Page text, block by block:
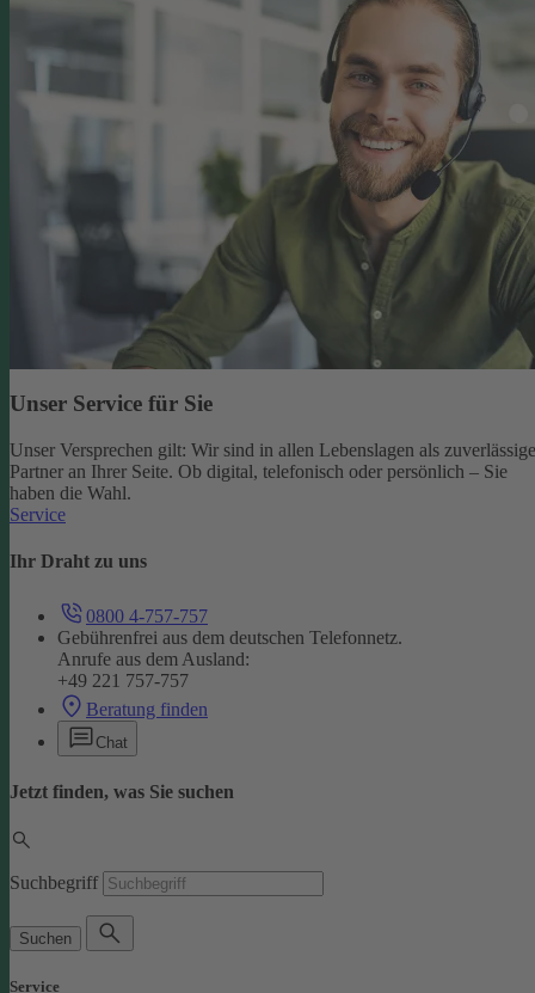
Unser Service für Sie
Unser Versprechen gilt: Wir sind in allen Lebenslagen als
Partner an Ihrer Seite. Ob digital, telefonisch oder persönlich – Sie
haben die Wahl.
Service
Ihr Draht zu uns
0800 4-757-757
Gebührenfrei aus dem deutschen Telefonnetz.
Anrufe aus dem Ausland:
+49 221 757-757
Beratung finden
Chat
Jetzt finden, was Sie suchen
Suchbegriff
Suchen
Service